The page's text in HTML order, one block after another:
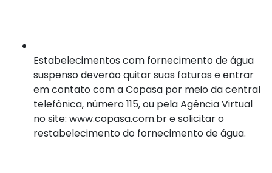
Estabelecimentos com fornecimento de água
suspenso deverão quitar suas faturas e entrar
em contato com a Copasa por meio da central
telefônica, número 115, ou pela Agência Virtual
no site: www.copasa.com.br e solicitar o
restabelecimento do fornecimento de água.